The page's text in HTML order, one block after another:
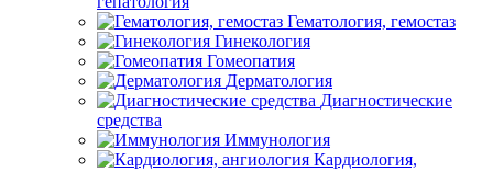
Гематология, гемостаз
Гинекология
Гомеопатия
Дерматология
Диагностические
средства
Иммунология
Кардиология,